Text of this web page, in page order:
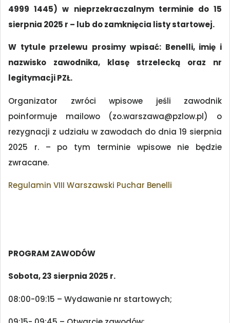
4999 1445) w nieprzekraczalnym terminie do 15
sierpnia 2025 r – lub do zamknięcia listy startowej.
W tytule przelewu prosimy wpisać: Benelli, imię i
nazwisko zawodnika, klasę strzelecką oraz nr
legitymacji PZŁ.
Organizator zwróci wpisowe jeśli zawodnik
poinformuje mailowo (zo.warszawa@pzlow.pl) o
rezygnacji z udziału w zawodach do dnia 19 sierpnia
2025 r. – po tym terminie wpisowe nie będzie
zwracane.
Regulamin VIII Warszawski Puchar Benelli
PROGRAM ZAWODÓW
Sobota,23sierpnia 2025 r.
08:00-09:15 – Wydawanie nr startowych;